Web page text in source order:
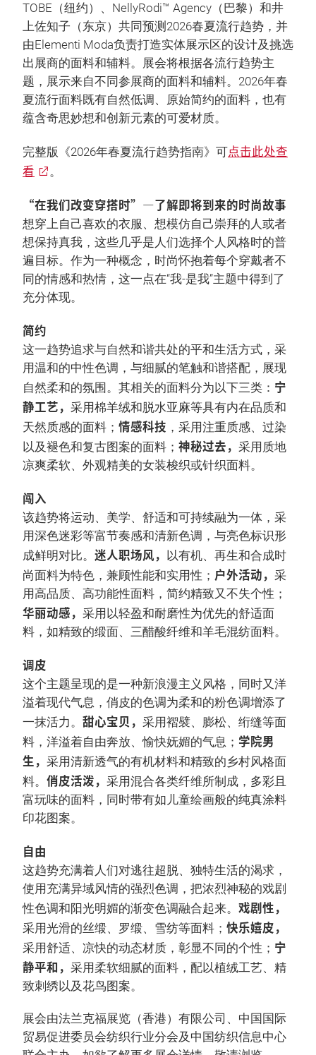
TOBE（纽约）、NellyRodi™ Agency（巴黎）和井
上佐知子（东京）共同预测2026春夏流行趋势，并
由Elementi Moda负责打造实体展示区的设计及挑选
出展商的面料和辅料。展会将根据各流行趋势主
题，展示来自不同参展商的面料和辅料。2026年春
夏流行面料既有自然低调、原始简约的面料，也有
蕴含奇思妙想和创新元素的可爱材质。
完整版《2026年春夏流行趋势指南》可点击此处查
看
。
“在我们改变穿搭时”—了解即将到来的时尚故事
想穿上自己喜欢的衣服、想模仿自己崇拜的人或者
想保持真我，这些几乎是人们选择个人风格时的普
遍目标。作为一种概念，时尚怀抱着每个穿戴者不
同的情感和热情，这一点在“我-是我”主题中得到了
充分体现。
简约
这一趋势追求与自然和谐共处的平和生活方式，采
用温和的中性色调，与细腻的笔触和谐搭配，展现
自然柔和的氛围。其相关的面料分为以下三类： 宁
静工艺， 采用棉羊绒和脱水亚麻等具有内在品质和
天然质感的面料； 情感科技 ，采用注重质感、过染
以及褪色和复古图案的面料； 神秘过去， 采用质地
凉爽柔软、外观精美的女装梭织或针织面料。
闯入
该趋势将运动、美学、舒适和可持续融为一体，采
用深色迷彩等富节奏感和清新色调，与亮色标识形
成鲜明对比。 迷人职场风， 以有机、再生和合成时
尚面料为特色，兼顾性能和实用性； 户外活动， 采
用高品质、高功能性面料，简约精致又不失个性；
华丽动感， 采用以轻盈和耐磨性为优先的舒适面
料，如精致的缎面、三醋酸纤维和羊毛混纺面料。
调皮
这个主题呈现的是一种新浪漫主义风格，同时又洋
溢着现代气息，俏皮的色调为柔和的粉色调增添了
一抹活力。 甜心宝贝， 采用褶襞、膨松、绗缝等面
料，洋溢着自由奔放、愉快妩媚的气息； 学院男
生， 采用清新透气的有机材料和精致的乡村风格面
料。 俏皮活泼， 采用混合各类纤维所制成，多彩且
富玩味的面料，同时带有如儿童绘画般的纯真涂料
印花图案。
自由
这趋势充满着人们对逃往超脱、独特生活的渴求，
使用充满异域风情的强烈色调，把浓烈神秘的戏剧
性色调和阳光明媚的渐变色调融合起来。 戏剧性，
采用光滑的丝缎、罗缎、雪纺等面料； 快乐嬉皮，
采用舒适、凉快的动态材质，彰显不同的个性； 宁
静平和， 采用柔软细腻的面料，配以植绒工艺、精
致刺绣以及花鸟图案。
展会由法兰克福展览（香港）有限公司、中国国际
贸易促进委员会纺织行业分会及中国纺织信息中心